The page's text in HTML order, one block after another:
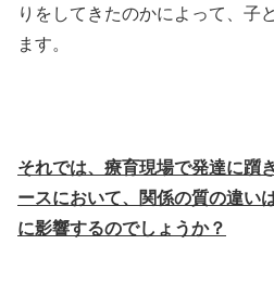
りをしてきたのかによって、子
ます。
それでは、療育現場で発達に躓
ースにおいて、関係の質の違い
に影響するのでしょうか？